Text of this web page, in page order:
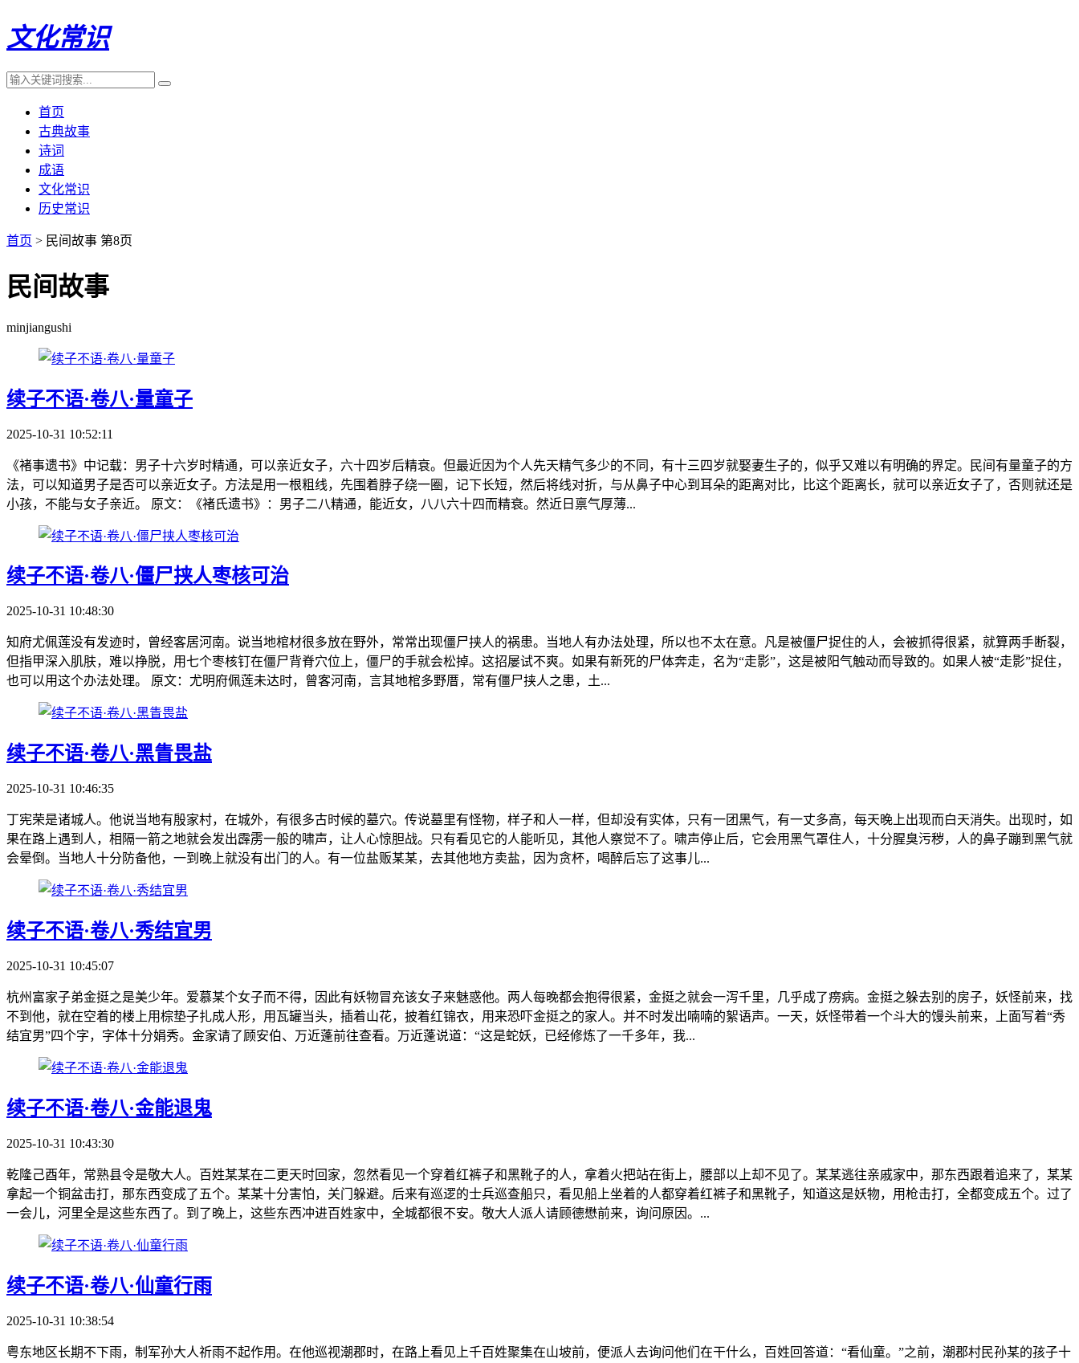
文化常识
首页
古典故事
诗词
成语
文化常识
历史常识
首页 > 民间故事 第8页
民间故事
minjiangushi
续子不语·卷八·量童子
2025-10-31 10:52:11
《褚事遗书》中记载：男子十六岁时精通，可以亲近女子，六十四岁后精衰。但最近因为个人先天精气多少的不同，有十三四岁就娶妻生子的，似乎又难以有明确的界定。民间有量童子的方
法，可以知道男子是否可以亲近女子。方法是用一根粗线，先围着脖子绕一圈，记下长短，然后将线对折，与从鼻子中心到耳朵的距离对比，比这个距离长，就可以亲近女子了，否则就还是
小孩，不能与女子亲近。 原文：《褚氏遗书》：男子二八精通，能近女，八八六十四而精衰。然近日禀气厚薄...
续子不语·卷八·僵尸挟人枣核可治
2025-10-31 10:48:30
知府尤佩莲没有发迹时，曾经客居河南。说当地棺材很多放在野外，常常出现僵尸挟人的祸患。当地人有办法处理，所以也不太在意。凡是被僵尸捉住的人，会被抓得很紧，就算两手断裂，
但指甲深入肌肤，难以挣脱，用七个枣核钉在僵尸背脊穴位上，僵尸的手就会松掉。这招屡试不爽。如果有新死的尸体奔走，名为“走影”，这是被阳气触动而导致的。如果人被“走影”捉住，
也可以用这个办法处理。 原文：尤明府佩莲未达时，曾客河南，言其地棺多野厝，常有僵尸挟人之患，土...
续子不语·卷八·黑眚畏盐
2025-10-31 10:46:35
丁宪荣是诸城人。他说当地有殷家村，在城外，有很多古时候的墓穴。传说墓里有怪物，样子和人一样，但却没有实体，只有一团黑气，有一丈多高，每天晚上出现而白天消失。出现时，如
果在路上遇到人，相隔一箭之地就会发出霹雳一般的啸声，让人心惊胆战。只有看见它的人能听见，其他人察觉不了。啸声停止后，它会用黑气罩住人，十分腥臭污秽，人的鼻子蹦到黑气就
会晕倒。当地人十分防备他，一到晚上就没有出门的人。有一位盐贩某某，去其他地方卖盐，因为贪杯，喝醉后忘了这事儿...
续子不语·卷八·秀结宜男
2025-10-31 10:45:07
杭州富家子弟金挺之是美少年。爱慕某个女子而不得，因此有妖物冒充该女子来魅惑他。两人每晚都会抱得很紧，金挺之就会一泻千里，几乎成了痨病。金挺之躲去别的房子，妖怪前来，找
不到他，就在空着的楼上用棕垫子扎成人形，用瓦罐当头，插着山花，披着红锦衣，用来恐吓金挺之的家人。并不时发出喃喃的絮语声。一天，妖怪带着一个斗大的馒头前来，上面写着“秀
结宜男”四个字，字体十分娟秀。金家请了顾安伯、万近蓬前往查看。万近蓬说道：“这是蛇妖，已经修炼了一千多年，我...
续子不语·卷八·金能退鬼
2025-10-31 10:43:30
乾隆己酉年，常熟县令是敬大人。百姓某某在二更天时回家，忽然看见一个穿着红裤子和黑靴子的人，拿着火把站在街上，腰部以上却不见了。某某逃往亲戚家中，那东西跟着追来了，某某
拿起一个铜盆击打，那东西变成了五个。某某十分害怕，关门躲避。后来有巡逻的士兵巡查船只，看见船上坐着的人都穿着红裤子和黑靴子，知道这是妖物，用枪击打，全都变成五个。过了
一会儿，河里全是这些东西了。到了晚上，这些东西冲进百姓家中，全城都很不安。敬大人派人请顾德懋前来，询问原因。...
续子不语·卷八·仙童行雨
2025-10-31 10:38:54
粤东地区长期不下雨，制军孙大人祈雨不起作用。在他巡视潮郡时，在路上看见上千百姓聚集在山坡前，便派人去询问他们在干什么，百姓回答道：“看仙童。”之前，潮郡村民孙某的孩子十